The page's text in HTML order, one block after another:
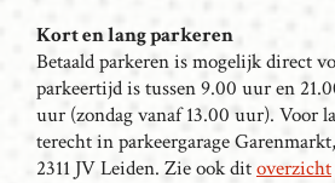
I
E
Kort en lang parkeren
Betaald parkeren is mogelijk direct
parkeertijd is tussen 9.00 uur en
uur (zondag vanaf 13.00 uur). Voor
terecht in parkeergarage
2311 JV Leiden. Zie ook ditoverzicht